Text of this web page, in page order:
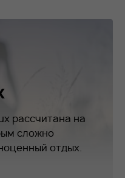
рассчитана на
сложно
отдых.